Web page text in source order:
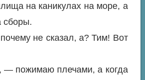
на каникулах на море, а
сборы.
не сказал, а? Тим! Вот
пожимаю плечами, а когда